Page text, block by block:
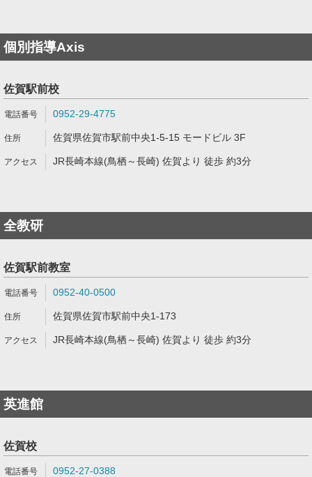
個別指導Axis
佐賀駅前校
0952-29-4775
佐賀県佐賀市駅前中央1-5-15 モードビル 3F
JR長崎本線(鳥栖～長崎) 佐賀より 徒歩 約3分
全教研
佐賀駅前教室
0952-40-0500
佐賀県佐賀市駅前中央1-173
JR長崎本線(鳥栖～長崎) 佐賀より 徒歩 約3分
英進館
佐賀校
0952-27-0388